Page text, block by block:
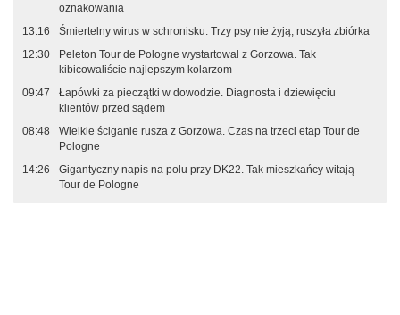
oznakowania
13:16
Śmiertelny wirus w schronisku. Trzy psy nie żyją, ruszyła zbiórka
12:30
Peleton Tour de Pologne wystartował z Gorzowa. Tak
kibicowaliście najlepszym kolarzom
09:47
Łapówki za pieczątki w dowodzie. Diagnosta i dziewięciu
klientów przed sądem
08:48
Wielkie ściganie rusza z Gorzowa. Czas na trzeci etap Tour de
Pologne
14:26
Gigantyczny napis na polu przy DK22. Tak mieszkańcy witają
Tour de Pologne